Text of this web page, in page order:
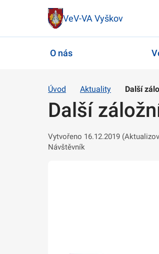
VeV-VA Vyškov
O nás
Úvod Aktuality Další
Další
Vytvořeno 16.12.2019
Návštěvník